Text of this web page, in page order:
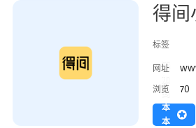
得间
标签
网址
浏览 70
添
到
本
本